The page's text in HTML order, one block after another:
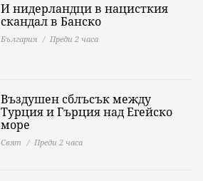
И нидерландци в нацисткия
скандал в Банско
България Преди 2 часа
Въздушен сблъсък между
Турция и Гърция над Егейско
море
Свят Преди 2 часа